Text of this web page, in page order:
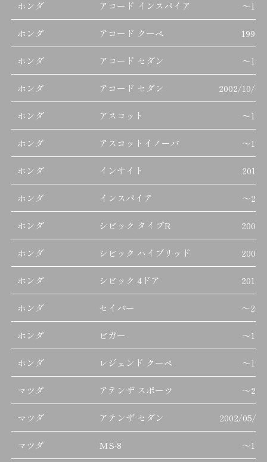
ホンダ アコード インスパイア ～
ホンダ アコード クーペ 1990/
ホンダ アコード セダン ～
ホンダ アコード セダン 2002/10/01
ホンダ アスコット ～
ホンダ アスコットイノーバ ～
ホンダ インサイト
ホンダ インスパイア ～
ホンダ シビック タイプR 2007/
ホンダ シビック ハイブリッド
ホンダ シビック 4ドア 2017/
ホンダ セイバー ～
ホンダ ビガー ～
ホンダ レジェンド クーペ ～
マツダ アテンザ スポーツ ～
マツダ アテンザ セダン 2002/05/01
マツダ MS-8 ～